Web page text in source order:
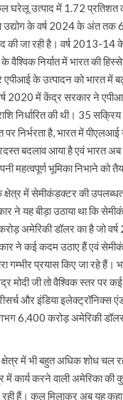
उत्पाद में 1.72 प्रतिशत
उद्योग के वर्ष 2024 के अंत
जा रही है। वर्ष 2013-14 के
निर्यात में भारत की
एपीआई के उत्पादन को भारत
2020 में केंद्र सरकार ने
निर्धारित की थी। 35 सक्रिय
निर्भरता है, भारत में पीएलआई
बदलाव आया है एवं भारत अब
महत्वपूर्ण भूमिका निभाने को
के क्षेत्र में सेमीकंडक्टर की
ने यह बीड़ा उठाया था कि
अमेरिकी डॉलर का है जो
ने कई कदम उठाए हैं एवं
गम्भीर प्रयास किए जा रहे हैं।
जी तो वैश्विक स्तर पर
और इंडिया इलेक्ट्रॉनिक्स
6,400 करोड़ अमेरिकी डॉलर
में भी बहुत अधिक शोध चल
में कार्य करने वाली अमेरिका
रही हैं। कुल मिलाकर अब यह